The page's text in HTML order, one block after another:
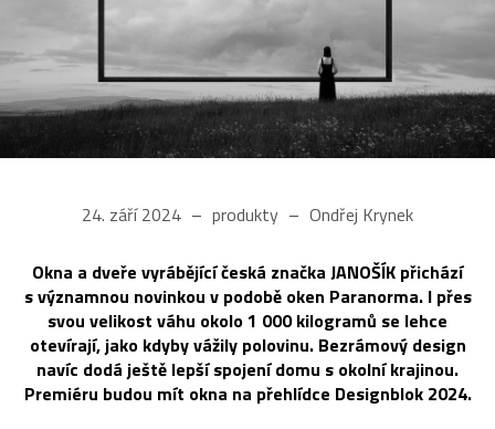
24. září 2024 produkty Ondřej Krynek
Okna a dveře vyrábějící česká značka JANOŠÍK přichází
s významnou novinkou v podobě oken Paranorma. I přes
svou velikost váhu okolo 1 000 kilogramů se lehce
otevírají, jako kdyby vážily polovinu. Bezrámový design
navíc dodá ještě lepší spojení domu s okolní krajinou.
Premiéru budou mít okna na přehlídce Designblok 2024.